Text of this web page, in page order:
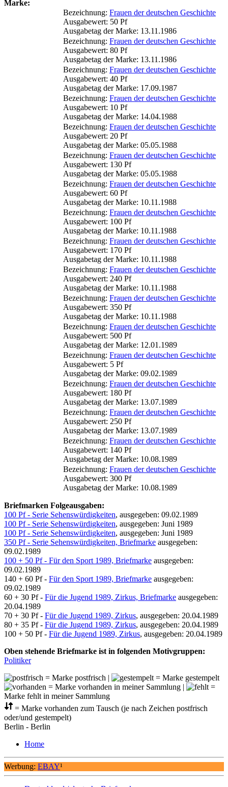
Marke:
Bezeichnung: Frauen der deutschen Geschichte
Ausgabewert: 50 Pf
Ausgabetag der Marke: 13.11.1986
Bezeichnung: Frauen der deutschen Geschichte
Ausgabewert: 80 Pf
Ausgabetag der Marke: 13.11.1986
Bezeichnung: Frauen der deutschen Geschichte
Ausgabewert: 40 Pf
Ausgabetag der Marke: 17.09.1987
Bezeichnung: Frauen der deutschen Geschichte
Ausgabewert: 10 Pf
Ausgabetag der Marke: 14.04.1988
Bezeichnung: Frauen der deutschen Geschichte
Ausgabewert: 20 Pf
Ausgabetag der Marke: 05.05.1988
Bezeichnung: Frauen der deutschen Geschichte
Ausgabewert: 130 Pf
Ausgabetag der Marke: 05.05.1988
Bezeichnung: Frauen der deutschen Geschichte
Ausgabewert: 60 Pf
Ausgabetag der Marke: 10.11.1988
Bezeichnung: Frauen der deutschen Geschichte
Ausgabewert: 100 Pf
Ausgabetag der Marke: 10.11.1988
Bezeichnung: Frauen der deutschen Geschichte
Ausgabewert: 170 Pf
Ausgabetag der Marke: 10.11.1988
Bezeichnung: Frauen der deutschen Geschichte
Ausgabewert: 240 Pf
Ausgabetag der Marke: 10.11.1988
Bezeichnung: Frauen der deutschen Geschichte
Ausgabewert: 350 Pf
Ausgabetag der Marke: 10.11.1988
Bezeichnung: Frauen der deutschen Geschichte
Ausgabewert: 500 Pf
Ausgabetag der Marke: 12.01.1989
Bezeichnung: Frauen der deutschen Geschichte
Ausgabewert: 5 Pf
Ausgabetag der Marke: 09.02.1989
Bezeichnung: Frauen der deutschen Geschichte
Ausgabewert: 180 Pf
Ausgabetag der Marke: 13.07.1989
Bezeichnung: Frauen der deutschen Geschichte
Ausgabewert: 250 Pf
Ausgabetag der Marke: 13.07.1989
Bezeichnung: Frauen der deutschen Geschichte
Ausgabewert: 140 Pf
Ausgabetag der Marke: 10.08.1989
Bezeichnung: Frauen der deutschen Geschichte
Ausgabewert: 300 Pf
Ausgabetag der Marke: 10.08.1989
Briefmarken Folgeausgaben:
100 Pf - Serie Sehenswürdigkeiten, ausgegeben: 09.02.1989
100 Pf - Serie Sehenswürdigkeiten, ausgegeben: Juni 1989
100 Pf - Serie Sehenswürdigkeiten, ausgegeben: Juni 1989
350 Pf - Serie Sehenswürdigkeiten, Briefmarke ausgegeben:
09.02.1989
100 + 50 Pf - Für den Sport 1989, Briefmarke ausgegeben:
09.02.1989
140 + 60 Pf - Für den Sport 1989, Briefmarke ausgegeben:
09.02.1989
60 + 30 Pf - Für die Jugend 1989, Zirkus, Briefmarke ausgegeben:
20.04.1989
70 + 30 Pf - Für die Jugend 1989, Zirkus, ausgegeben: 20.04.1989
80 + 35 Pf - Für die Jugend 1989, Zirkus, ausgegeben: 20.04.1989
100 + 50 Pf - Für die Jugend 1989, Zirkus, ausgegeben: 20.04.1989
Oben stehende Briefmarke ist in folgenden Motivgruppen:
Politiker
= Marke postfrisch |
= Marke gestempelt
= Marke vorhanden in meiner Sammlung |
=
Marke fehlt in meiner Sammlung
= Marke vorhanden zum Tausch (je nach Zeichen postfrisch
oder/und gestempelt)
Berlin - Berlin
Home
Werbung: EBAY¹